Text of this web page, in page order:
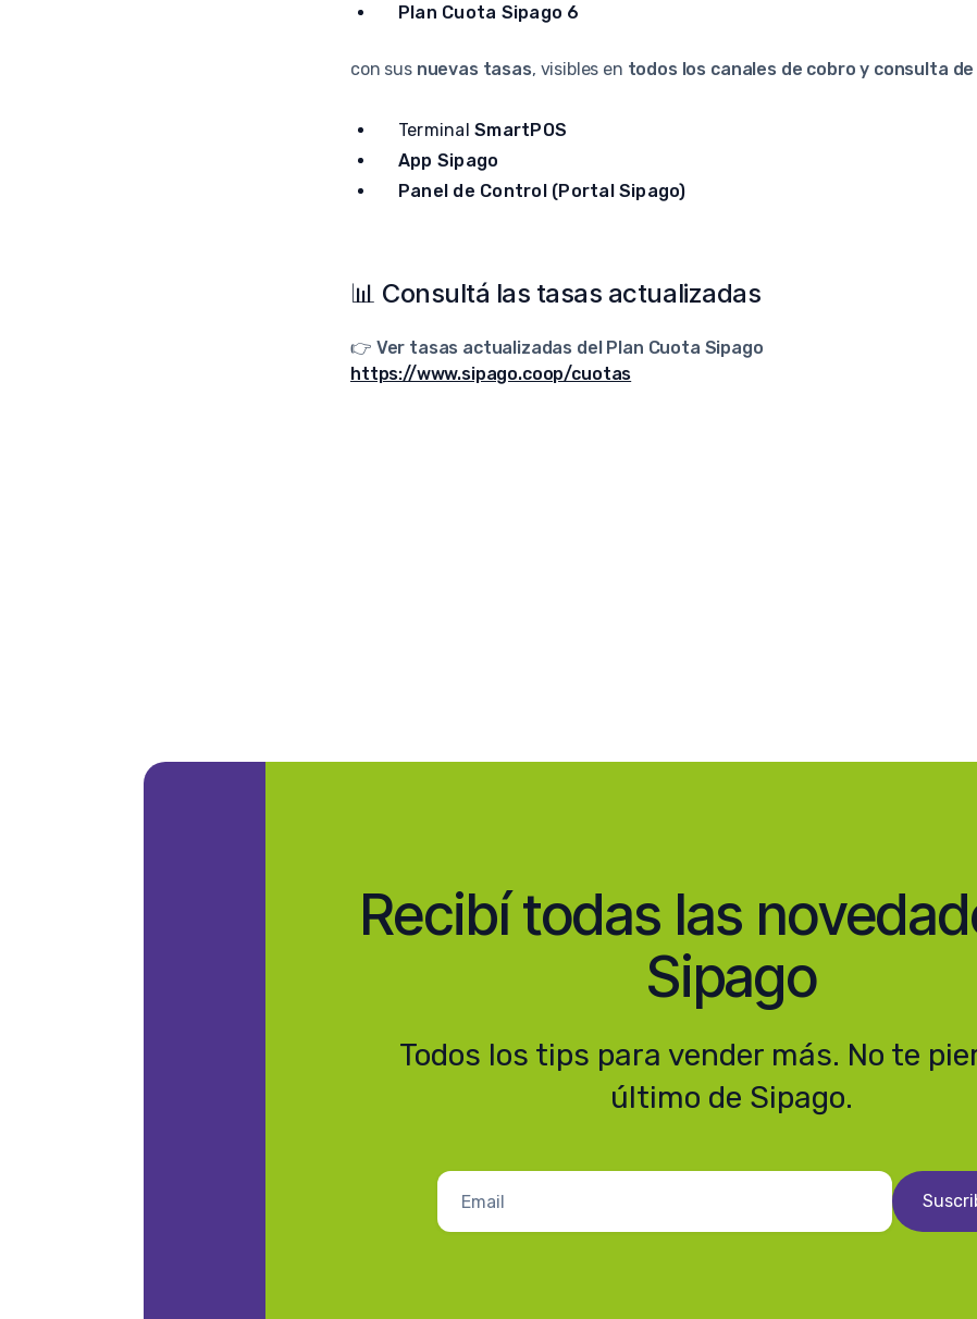
Plan Cuota Sipago 6
con sus nuevas tasas, visibles en todos los canales de cobro y consulta de
TerminalSmartPOS
App Sipago
Panel de Control (Portal Sipago)
📊 Consultá las tasas actualizadas
👉 Ver tasas actualizadas del Plan Cuota Sipago
https://www.sipago.coop/cuotas
Recibí todas las
Sipago
Todos los tips para vender más. No te
último de Sipago.